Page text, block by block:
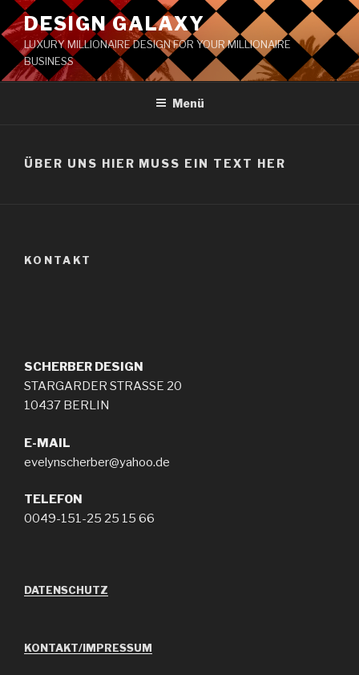
DESIGN GALAXY
LUXURY MILLIONAIRE DESIGN FOR YOUR MILLIONAIRE
BUSINESS
Menü
ÜBER UNS HIER MUSS EIN TEXT HER
KONTAKT
SCHERBER DESIGN
STARGARDER STRASSE 20
10437 BERLIN
E-MAIL
evelynscherber@yahoo.de
TELEFON
0049-151-25 25 15 66
DATENSCHUTZ
KONTAKT/IMPRESSUM